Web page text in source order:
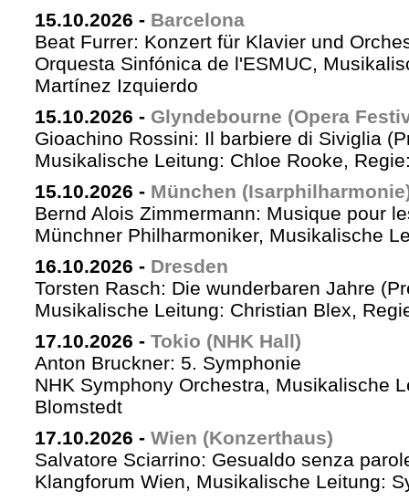
15.10.2026 - Barcelona
Beat Furrer: Konzert für Klavier und
Orquesta Sinfónica de l'ESMUC,
Martínez Izquierdo
15.10.2026 - Glyndebourne (Opera
Gioachino Rossini: Il barbiere di Siviglia
Musikalische Leitung: Chloe Rooke,
15.10.2026 - München
Bernd Alois Zimmermann: Musique pour
Münchner Philharmoniker, Musikalische
16.10.2026 - Dresden
Torsten Rasch: Die wunderbaren Jahre
Musikalische Leitung: Christian Blex,
17.10.2026 - Tokio (NHK Hall)
Anton Bruckner: 5. Symphonie
NHK Symphony Orchestra, Musikalische
Blomstedt
17.10.2026 - Wien (Konzerthaus)
Salvatore Sciarrino: Gesualdo senza
Klangforum Wien, Musikalische Leitung: